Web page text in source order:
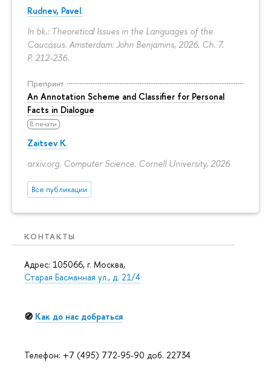
Rudnev, Pavel.
In bk.: Theoretical Issues in the Languages of the
Caucasus. Amsterdam: John Benjamins, 2026. Ch. 7.
P. 212-236.
Препринт
An Annotation Scheme and Classifier for Personal
Facts in Dialogue
В печати
Zaitsev K.
arxiv.org. Computer Science. Cornell University, 2026
Все публикации
КОНТАКТЫ
Адрес: 105066, г. Москва,
Старая Басманная ул., д. 21/4
🧭 Как до нас добраться
Телефон: +7 (495) 772-95-90 доб. 22734